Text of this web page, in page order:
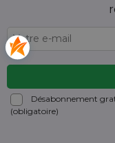
Désabonnement
(obligatoire)